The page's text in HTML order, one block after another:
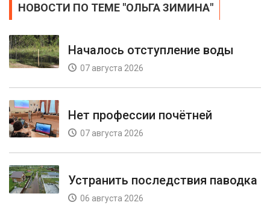
НОВОСТИ ПО ТЕМЕ "ОЛЬГА ЗИМИНА"
Началось отступление воды
07 августа 2026
Нет профессии почётней
07 августа 2026
Устранить последствия паводка
06 августа 2026